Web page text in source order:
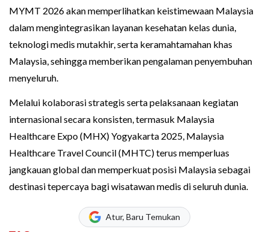
MYMT 2026 akan memperlihatkan keistimewaan Malaysia
dalam mengintegrasikan layanan kesehatan kelas dunia,
teknologi medis mutakhir, serta keramahtamahan khas
Malaysia, sehingga memberikan pengalaman penyembuhan
menyeluruh.
Melalui kolaborasi strategis serta pelaksanaan kegiatan
internasional secara konsisten, termasuk Malaysia
Healthcare Expo (MHX) Yogyakarta 2025, Malaysia
Healthcare Travel Council (MHTC) terus memperluas
jangkauan global dan memperkuat posisi Malaysia sebagai
destinasi tepercaya bagi wisatawan medis di seluruh dunia.
Atur, Baru Temukan